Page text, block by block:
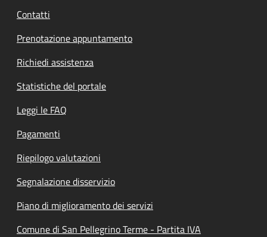
Contatti
Prenotazione appuntamento
Richiedi assistenza
Statistiche del portale
Leggi le FAQ
Pagamenti
Riepilogo valutazioni
Segnalazione disservizio
Piano di miglioramento dei servizi
Comune di San Pellegrino Terme - Partita IVA